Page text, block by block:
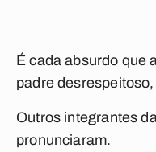
É cada absurdo que
padre
Outros integrantes
pronunciaram.